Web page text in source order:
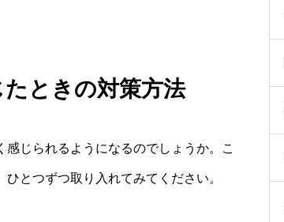
たときの対策方法
じられるようになるのでしょうか。こ
とつずつ取り入れてみてください。